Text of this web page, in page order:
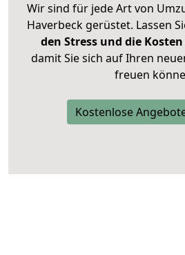
Wir sind für jede Art von
Haverbeck gerüstet. Lassen
den Stress und die
damit Sie sich auf Ihren
freuen
Kostenlose